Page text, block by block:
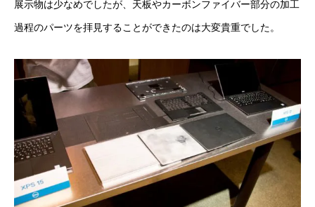
展示物は少なめでしたが、天板やカーボンファイバー部分の加工
過程のパーツを拝見することができたのは大変貴重でした。